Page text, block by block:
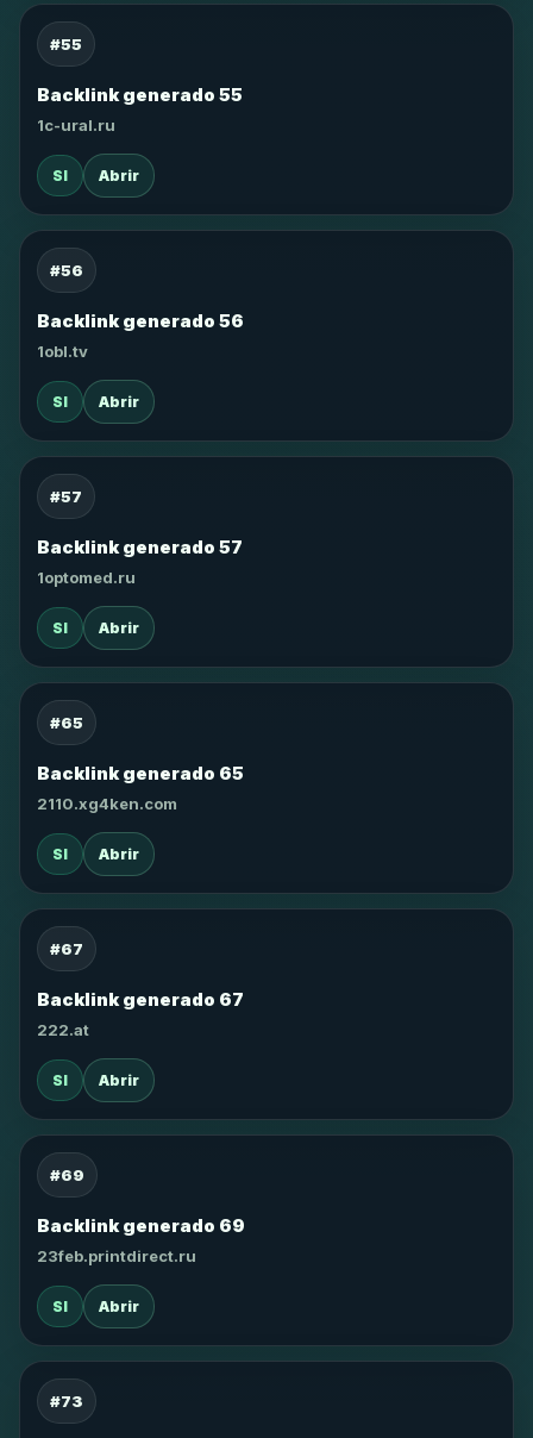
#55
Backlink generado 55
1c-ural.ru
SI Abrir
#56
Backlink generado 56
1obl.tv
SI Abrir
#57
Backlink generado 57
1optomed.ru
SI Abrir
#65
Backlink generado 65
2110.xg4ken.com
SI Abrir
#67
Backlink generado 67
222.at
SI Abrir
#69
Backlink generado 69
23feb.printdirect.ru
SI Abrir
#73